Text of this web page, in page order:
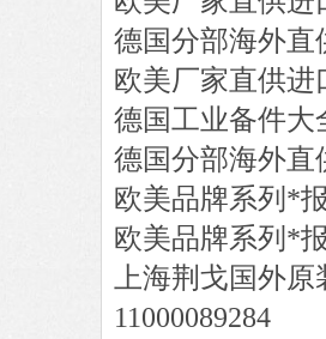
德国分部海外直
欧美厂家直供进
德国工业备件大
德国分部海外直
欧美品牌系列*
欧美品牌系列*
上海荆戈国外
11000089284